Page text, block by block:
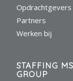
Opdrachtgevers
Partners
Werken bij
STAFFING
GROUP